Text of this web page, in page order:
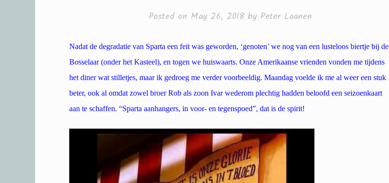
Posted on May 26, 2018by Peter Laanen
Nadat de degradatie van Sparta een feit was geworden, ‘genoten’ we nog van een lusteloos biertje bij de
Bosselaar (onder het Kasteel), en togen we huiswaarts. Onze Amerikaanse vrienden vonden me tijdens
het diner wat stilletjes, maar ik gedroeg me verder voorbeeldig. Maandag voelde ik me al weer een stuk
beter, ook al omdat zowel broer Rob als zoon Ivar wederom plechtig hadden beloofd een seizoenkaart
aan te schaffen. “Sparta aanhangers, in voor- en tegenspoed”, dat is de spirit!